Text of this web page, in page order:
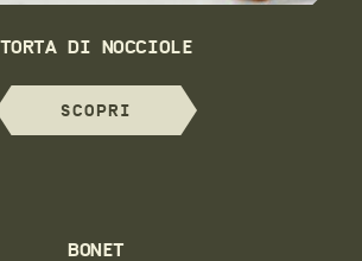
TORTA DI NOCCIOLE
SCOPRI
BONET